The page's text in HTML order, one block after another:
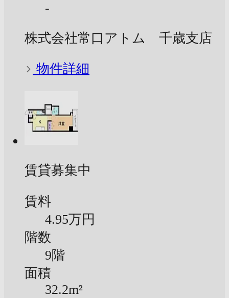
-
株式会社常口アトム 千歳支店
物件詳細
賃貸募集中
賃料
4.95万円
階数
9階
面積
32.2m²